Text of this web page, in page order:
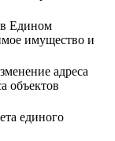
в Едином
имущество и
адреса
объектов
единого